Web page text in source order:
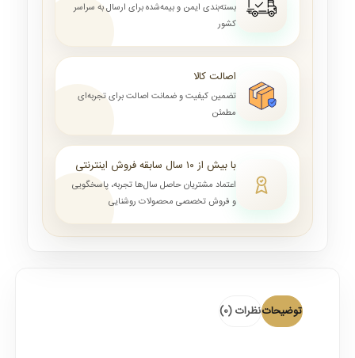
بسته‌بندی ایمن و بیمه‌شده برای ارسال به سراسر
کشور
اصالت کالا
تضمین کیفیت و ضمانت اصالت برای تجربه‌ای
مطمئن
با بیش از ۱۰ سال سابقه فروش اینترنتی
اعتماد مشتریان حاصل سال‌ها تجربه، پاسخگویی
و فروش تخصصی محصولات روشنایی
توضیحاتنظرات (0)